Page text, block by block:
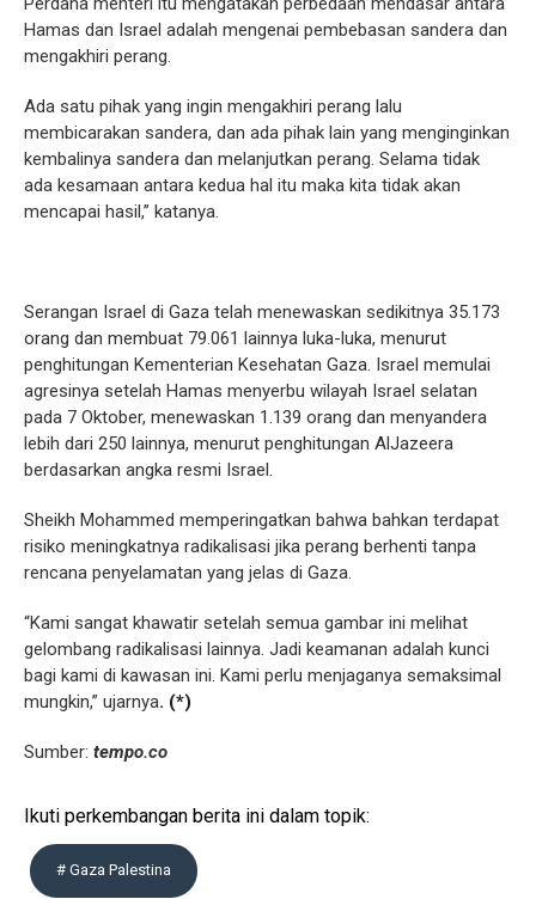
Hamas dan Israel adalah mengenai pembebasan sandera dan
mengakhiri perang.
Ada satu pihak yang ingin mengakhiri perang lalu
membicarakan sandera, dan ada pihak lain yang menginginkan
kembalinya sandera dan melanjutkan perang. Selama tidak
ada kesamaan antara kedua hal itu maka kita tidak akan
mencapai hasil,” katanya.
Serangan Israel di Gaza telah menewaskan sedikitnya 35.173
orang dan membuat 79.061 lainnya luka-luka, menurut
penghitungan Kementerian Kesehatan Gaza. Israel memulai
agresinya setelah Hamas menyerbu wilayah Israel selatan
pada 7 Oktober, menewaskan 1.139 orang dan menyandera
lebih dari 250 lainnya, menurut penghitungan AlJazeera
berdasarkan angka resmi Israel.
Sheikh Mohammed memperingatkan bahwa bahkan terdapat
risiko meningkatnya radikalisasi jika perang berhenti tanpa
rencana penyelamatan yang jelas di Gaza.
“Kami sangat khawatir setelah semua gambar ini melihat
gelombang radikalisasi lainnya. Jadi keamanan adalah kunci
bagi kami di kawasan ini. Kami perlu menjaganya semaksimal
mungkin,” ujarnya. (*)
Sumber: tempo.co
Ikuti perkembangan berita ini dalam topik:
# Gaza Palestina